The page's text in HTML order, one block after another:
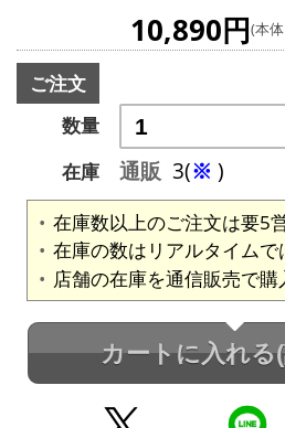
10,890円(本
ご注文
数量
在庫
通販 3(※ )
在庫数以上のご注文は要5
在庫の数はリアルタイムで
店舗の在庫を通信販売で購
カートに入れる